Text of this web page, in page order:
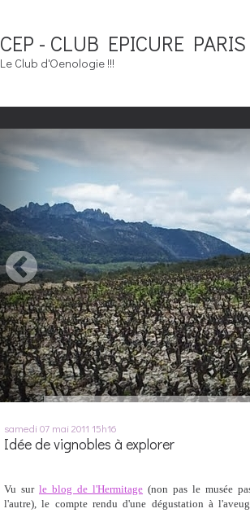
CEP - CLUB EPICURE PARIS
Le Club d'Oenologie !!!
samedi 07 mai 2011 15h16
Idée de vignobles à explorer
Vu sur le blog de l'Hermitage (non pas le musée
l'autre), le compte rendu d'une dégustation à